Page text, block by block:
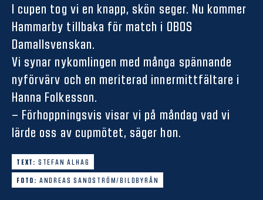
I cupen tog vi en knapp, skön seger. Nu kommer
Hammarby tillbaka för match i OBOS
Damallsvenskan.
Vi synar nykomlingen med många spännande
nyförvärv och en meriterad innermittfältare i
Hanna Folkesson.
– Förhoppningsvis visar vi på måndag vad vi
lärde oss av cupmötet, säger hon.
TEXT: STEFAN ALHAG
FOTO: ANDREAS SANDSTRÖM/BILDBYRÅN